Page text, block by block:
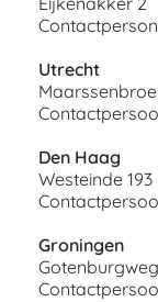
Utrecht
Den Haag
Westeinde 193
Groningen